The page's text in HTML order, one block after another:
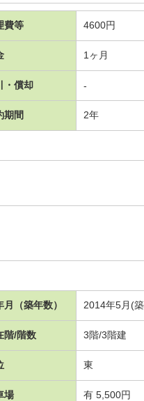
費等 4600円
1ヶ月
・償却 -
期間 2年
月（築年数） 2014年5月(
階/階数 3階/3階建
東
場 有 5,500円